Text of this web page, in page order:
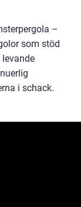
–
som stöd
i schack.